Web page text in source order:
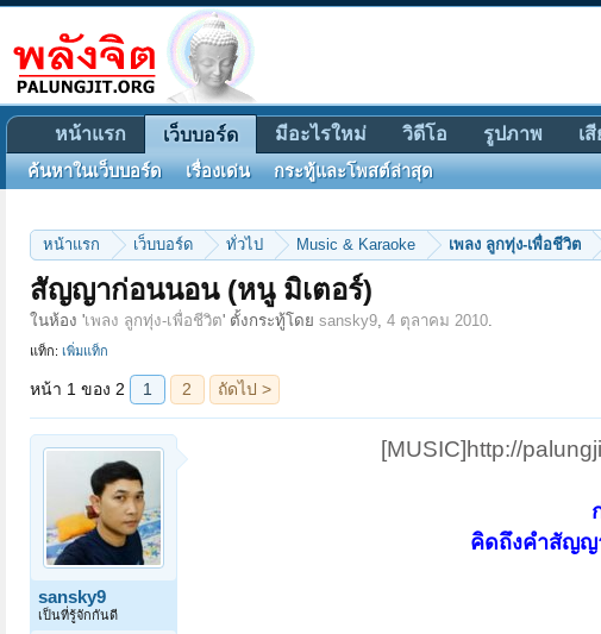
หน้าแรก เว็บบอร์ด ทั่วไป Music & Karaoke เพลง ลูกทุ่ง-เพื่อชีวิต
สัญญาก่อนนอน (หนู มิเตอร์)
ในห้อง 'เพลง ลูกทุ่ง-เพื่อชีวิต' ตั้งกระทู้โดย sansky9, 4 ตุลาคม 2010.
แท็ก: เพิ่มแท็ก
หน้า 1 ของ 2
sansky9
เป็นที่รู้จักกันดี
[MUSIC]http://
คิดถึงคำสัญญ
หน้าแรก เว็บบอร์ด
ค้นหาในเว็บบอร์ด เรื่องเด่น กระทู้และโพสต์ล่าสุด
มีอะไรใหม่ วิดีโอ รูปภาพ เ